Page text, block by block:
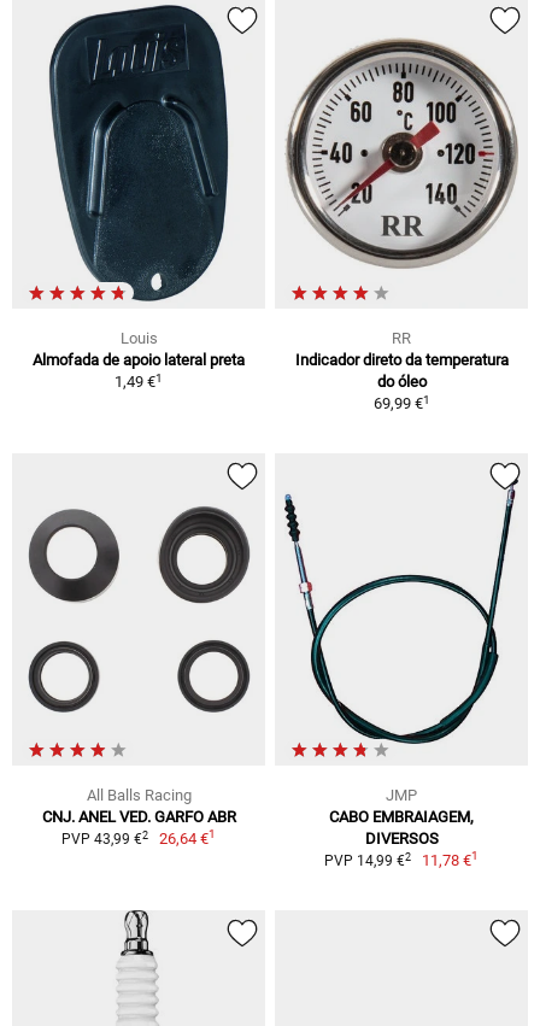
Louis
Almofada de apoio lateral preta
1,49 €1
RR
Indicador direto da temperatura
do óleo
69,99 €1
All Balls Racing
CNJ. ANEL VED. GARFO ABR
PVP 43,99 €2 26,64 €1
JMP
CABO EMBRAIAGEM,
DIVERSOS
PVP 14,99 €2 11,78 €1